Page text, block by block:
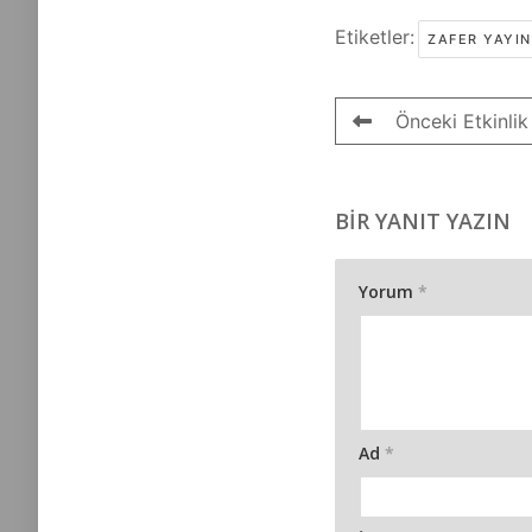
Etiketler: ZAFER
Önceki Etkinlik
BIR YANIT YAZIN
Yorum *
Ad *